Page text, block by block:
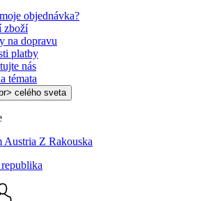
objednávka?
zboží
na dopravu
platby
nás
témata
Z Rakouska